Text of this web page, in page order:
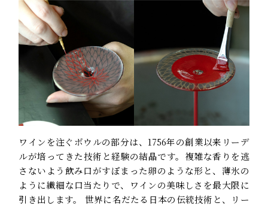
ワインを注ぐボウルの部分は、1756年の創業以来リーデ
ルが培ってきた技術と経験の結晶です。複雑な香りを逃
さないよう飲み口がすぼまった卵のような形と、薄氷の
ように繊細な口当たりで、ワインの美味しさを最大限に
引き出します。 世界に名だたる日本の伝統技術と、リー